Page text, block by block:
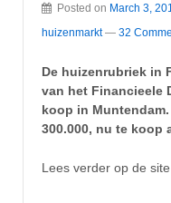
Posted on March 3,
huizenmarkt — 32
De huizenrubriek in
van het Financieele
koop in
300.000, nu te koop
Lees verder op de